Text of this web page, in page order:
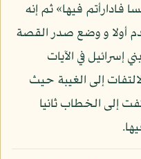
فادارأتم فيها» ثم إنه
أولا و وضع صدر القصة
إسرائيل في الآيات
إلى الغيبة حيث
إلى الخطاب ثانيا